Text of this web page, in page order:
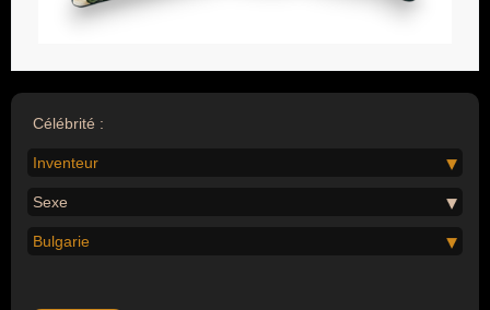
Célébrité :
Inventeur
Sexe
Bulgarie